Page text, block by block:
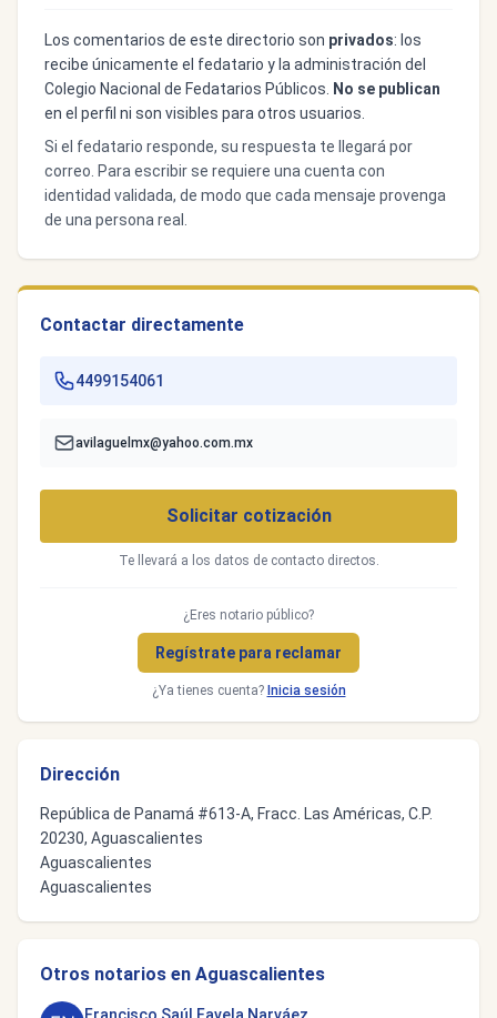
Los comentarios de este directorio son privados: los
recibe únicamente el fedatario y la administración del
Colegio Nacional de Fedatarios Públicos.
No se publican
en el perfil ni son visibles para otros usuarios.
Si el fedatario responde, su respuesta te llegará por
correo. Para escribir se requiere una cuenta con
identidad validada, de modo que cada mensaje provenga
de una persona real.
Contactar directamente
4499154061
avilaguelmx@yahoo.com.mx
Solicitar cotización
Te llevará a los datos de contacto directos.
¿Eres notario público?
Regístrate para reclamar
¿Ya tienes cuenta? Inicia sesión
Dirección
República de Panamá #613-A, Fracc. Las Américas, C.P.
20230, Aguascalientes
Aguascalientes
Aguascalientes
Otros notarios en Aguascalientes